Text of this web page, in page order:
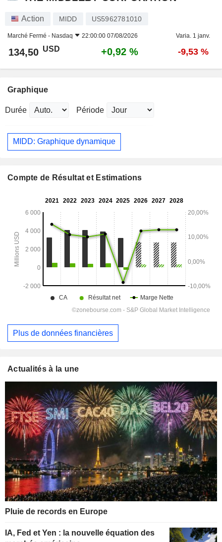
Action MIDD US5962781010
Marché Fermé - Nasdaq 22:00:00 07/08/2026 Varia. 1 janv.
134,50 USD +0,92 % -9,53 %
Graphique
Durée Période
MIDD: Graphique dynamique
Compte de Résultat et Estimations
Plus de données financières
Actualités à la une
Pluie de records en Europe
IA, Fed et Yen : la nouvelle équation des